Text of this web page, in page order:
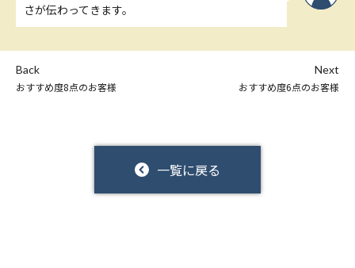
さが伝わってきます。
Back
おすすめ度8点のお客様
一覧に戻る
Next
おすすめ度6点のお客様